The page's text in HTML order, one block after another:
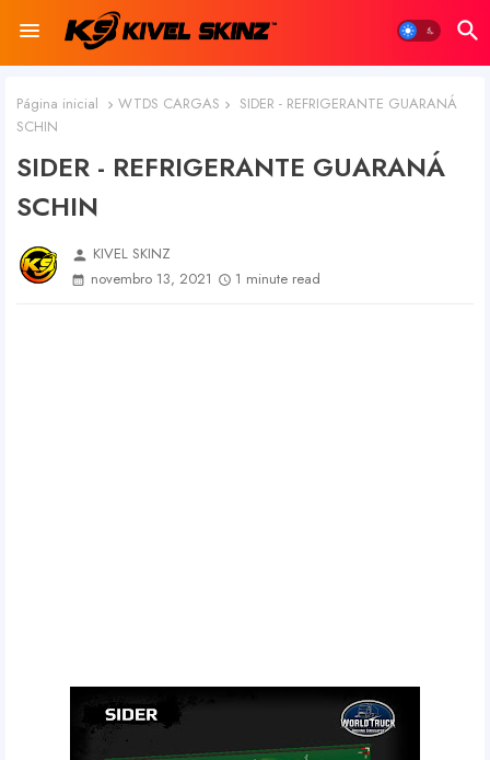
Página inicial WTDS CARGAS
SIDER - REFRIGERANTE GUARANÁ
SCHIN
SIDER - REFRIGERANTE GUARANÁ
SCHIN
person KIVEL SKINZ
novembro 13, 2021
1 minute read